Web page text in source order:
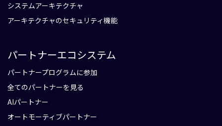
システムアーキテクチャ
アーキテクチャのセキュリティ機能
パートナーエコシステム
パートナープログラムに参加
全てのパートナーを見る
AIパートナー
オートモーティブパートナー